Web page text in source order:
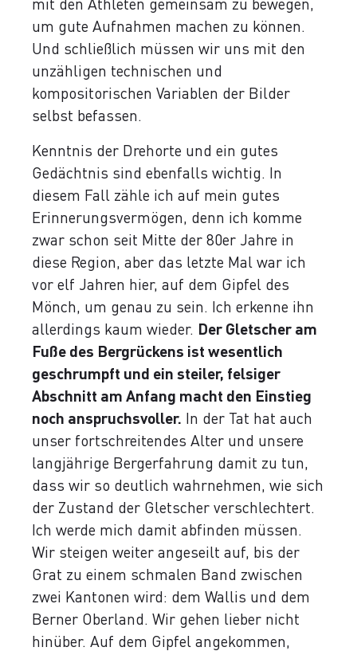
um gute Aufnahmen machen zu können.
Und schließlich müssen wir uns mit den
unzähligen technischen und
kompositorischen Variablen der Bilder
selbst befassen.
Kenntnis der Drehorte und ein gutes
Gedächtnis sind ebenfalls wichtig. In
diesem Fall zähle ich auf mein gutes
Erinnerungsvermögen, denn ich komme
zwar schon seit Mitte der 80er Jahre in
diese Region, aber das letzte Mal war ich
vor elf Jahren hier, auf dem Gipfel des
Mönch, um genau zu sein. Ich erkenne ihn
allerdings kaum wieder. Der Gletscher am
Fuße des Bergrückens ist wesentlich
geschrumpft und ein steiler, felsiger
Abschnitt am Anfang macht den Einstieg
noch anspruchsvoller. In der Tat hat auch
unser fortschreitendes Alter und unsere
langjährige Bergerfahrung damit zu tun,
dass wir so deutlich wahrnehmen, wie sich
der Zustand der Gletscher verschlechtert.
Ich werde mich damit abfinden müssen.
Wir steigen weiter angeseilt auf, bis der
Grat zu einem schmalen Band zwischen
zwei Kantonen wird: dem Wallis und dem
Berner Oberland. Wir gehen lieber nicht
hinüber. Auf dem Gipfel angekommen,